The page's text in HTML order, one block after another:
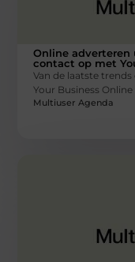
Online adverteren
contact op met
Van de laatste
Your Business
Multiuser Agenda